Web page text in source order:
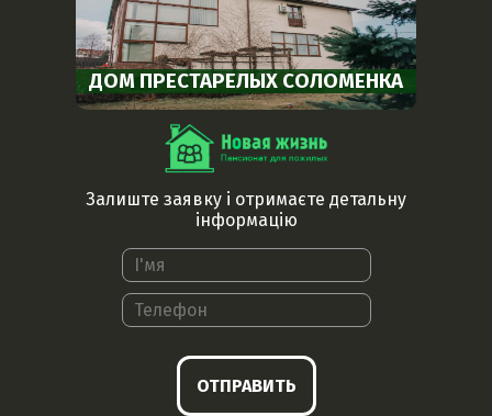
ДОМ ПРЕСТАРЕЛЫХ СОЛОМЕНКА
Залиште заявку і отримаєте детальну
інформацію
ОТПРАВИТЬ